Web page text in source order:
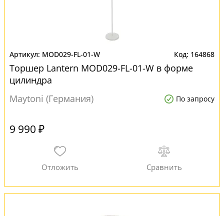
MOD029-FL-01-W 164868
Торшер Lantern MOD029-FL-01-W в форме
цилиндра
Maytoni (Германия)
По запросу
9 990 ₽